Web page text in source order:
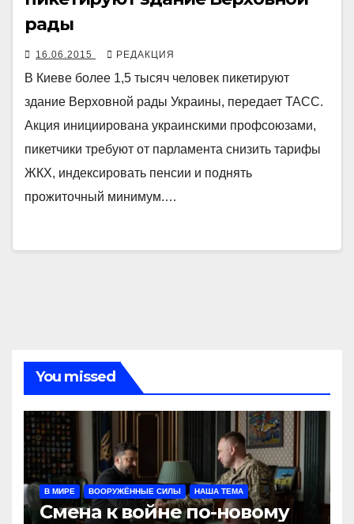
рады
16.06.2015 РЕДАКЦИЯ
В Киеве более 1,5 тысяч человек пикетируют
здание Верховной рады Украины, передает ТАСС.
Акция инициирована украинскими профсоюзами,
пикетчики требуют от парламента снизить тарифы
ЖКХ, индексировать пенсии и поднять
прожиточный минимум.…
You missed
В МИРЕ ВООРУЖЁННЫЕ СИЛЫ НАША ТЕМА
Смена к войне по-новому